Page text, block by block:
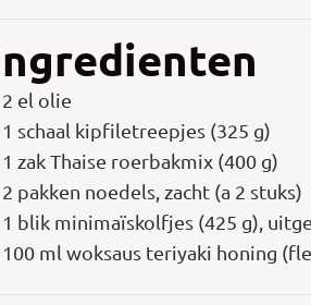
2 el olie
1 schaal kipfiletreepjes (325 g)
1 zak Thaise roerbakmix (400 g)
pakken noedels, zacht (a 2 stuks)
1 blik minimaïskolfjes (425 g),
100 ml woksaus teriyaki honing